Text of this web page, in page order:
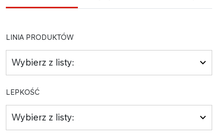
LINIA PRODUKTÓW
Wybierz z listy:
LEPKOŚĆ
Wybierz z listy: